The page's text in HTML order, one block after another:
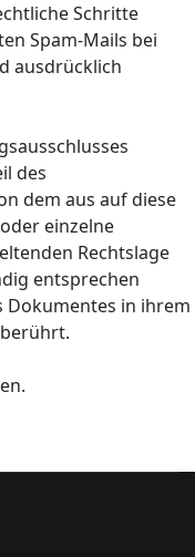
Schritte
Spam-Mails bei
ausdrücklich
des
dem aus auf diese
einzelne
Rechtslage
entsprechen
Dokumentes in ihrem